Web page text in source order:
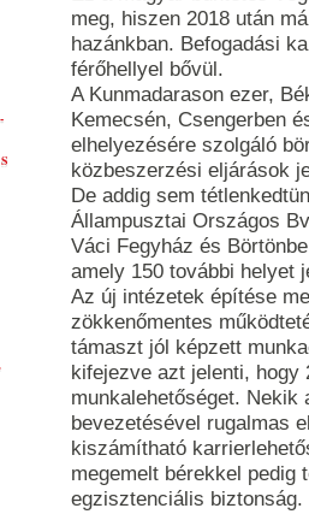
meg, hiszen 2018 után
hazánkban. Befogadási
férőhellyel bővül.
A Kunmadarason ezer,
Kemecsén, Csengerben
elhelyezésére szolgáló
közbeszerzési eljárások
De addig sem
Állampusztai Országos
Váci Fegyház és
amely 150 további helyet
Az új intézetek építése
zökkenőmentes
támaszt jól képzett
kifejezve azt jelenti, hogy
munkalehetőséget. Nekik
bevezetésével rugalmas
kiszámítható
megemelt bérekkel pedig
egzisztenciális biztonság.